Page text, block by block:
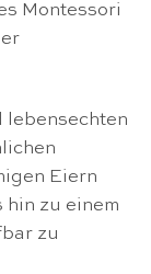
Montessori
lebensechten
Eiern
zu einem
zu